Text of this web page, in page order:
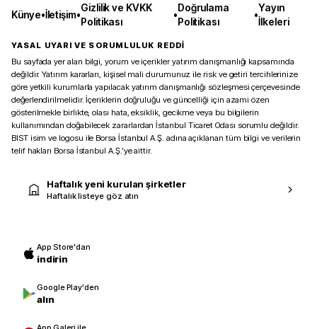
Künye•İletişim•
Gizlilik ve KVKK
Politikası
•
Doğrulama
Politikası
•
Yayın
İlkeleri
YASAL UYARI VE SORUMLULUK REDDİ
Bu sayfada yer alan bilgi, yorum ve içerikler yatırım danışmanlığı kapsamında
değildir. Yatırım kararları, kişisel mali durumunuz ile risk ve getiri tercihlerinize
göre yetkili kurumlarla yapılacak yatırım danışmanlığı sözleşmesi çerçevesinde
değerlendirilmelidir. İçeriklerin doğruluğu ve güncelliği için azami özen
gösterilmekle birlikte, olası hata, eksiklik, gecikme veya bu bilgilerin
kullanımından doğabilecek zararlardan İstanbul Ticaret Odası sorumlu değildir.
BIST isim ve logosu ile Borsa İstanbul A.Ş. adına açıklanan tüm bilgi ve verilerin
telif hakları Borsa İstanbul A.Ş.’ye aittir.
Haftalık yeni kurulan şirketler
Haftalık listeye göz atın
App Store'dan
indirin
Google Play'den
alın